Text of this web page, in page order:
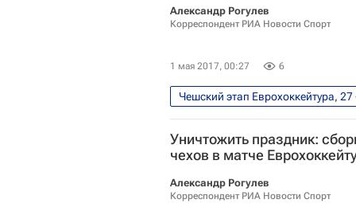
Александр Рогулев
Корреспондент РИА Новости Спорт
1 мая 2017, 00:27 6
Чешский этап Еврохоккейтура,
Олег Знарок
Роман
Еврохоккейтур
Сборная России по хоккею с
Уничтожить праздник:
чехов в матче
Александр Рогулев
Корреспондент РИА Новости Спорт